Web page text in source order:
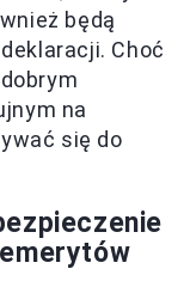
będą
Choć
na
się do